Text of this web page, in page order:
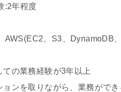
:2年程度
AWS(EC2、S3、DynamoDB
ての業務経験が3年以上
ョンを取りながら、業務がで